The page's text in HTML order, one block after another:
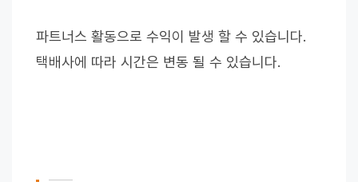
파트너스 활동으로 수익이 발생 할 수 있습니다.
택배사에 따라 시간은 변동 될 수 있습니다.